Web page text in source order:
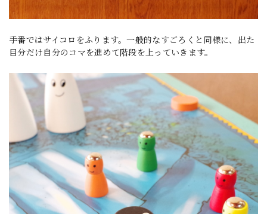
手番ではサイコロをふります。一般的なすごろくと同様に、出た
目分だけ自分のコマを進めて階段を上っていきます。